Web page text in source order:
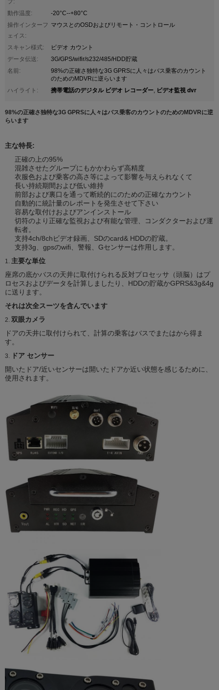
プ:
動作温度:
-20°C--+80°C
操作インターフ
ェイス:
マウスとのOSDおよびリモート・コントロール
スキャン様式:
ビデオ カウント
データ伝送:
3G/GPS/wifir/s232/485/HDD貯蔵
名前:
98%の正確さ独特な3G GPRSに人々はバス乗客のカウント
のためのMDVRに逆らいます
ハイライト:
携帯電話のデジタル ビデオ レコーダー, ビデオ監視 dvr
98%の正確さ独特な3G GPRSに人々はバス乗客のカウントのためのMDVRに逆
らいます
主な特長:
正確の上の95%
混雑させたグループにもかかわらず高精度
衣服色および乗客の高さ等によって影響を与えられなくて
長い持続期間および低い維持
前部および裏口を通って断続的にのための正確なカウント
自動的に統計量のレポートを発生させて下さい
容易な取付けおよびアンインストール
切符のより正確な監視および有能な管理、コンダクターおよび運
転者。
支持4ch/8chビデオ録画、SDのcard& HDDの貯蔵。
支持3g、gpsのwifi、警報、Gセンサーは作用します。
1. 主要な単位
座席の底かバスの天井に取付けられる反対プロセッサ（頭脳）はプ
ロセスおよびデータを計算しましたり、HDDの貯蔵かGPRS&3g&4g
に送ります。
それは次全スーツを含んでいます
2. 双眼カメラ
ドアの天井に取付けられて、計算の乗客はバスでまたはから得ま
す。
3. ドア センサー
開いたドア/近いセンサーは開いたドアか近い状態を感じるために、
使用されます。